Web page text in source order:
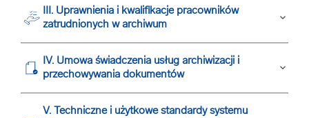
III. Uprawnienia i kwalifikacje pracowników
zatrudnionych w archiwum
keyboard_arrow_down
IV. Umowa świadczenia usług archiwizacji i
przechowywania dokumentów
keyboard_arrow_down
V. Techniczne i użytkowe standardy systemu